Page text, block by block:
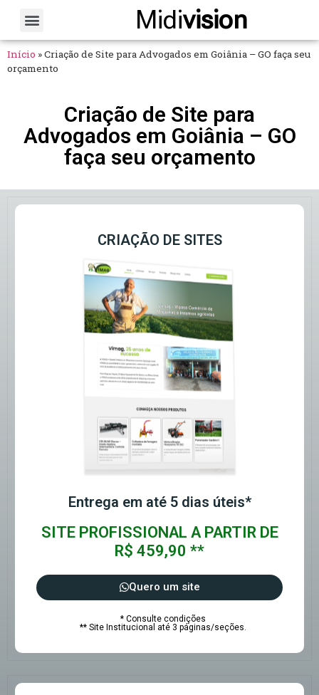
Midivision
Início »Criação de Site para Advogados em Goiânia – GO faça seu
orçamento
Criação de Site para
Advogados em Goiânia – GO
faça seu orçamento
CRIAÇÃO DE SITES
Entrega em até 5 dias úteis*
SITE PROFISSIONAL A PARTIR DE
R$ 459,90 **
Quero um site
* Consulte condições
** Site Institucional até 3 páginas/seções.